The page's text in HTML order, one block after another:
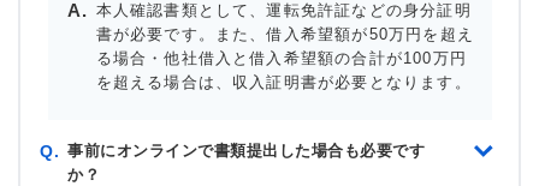
本人確認書類として、運転免許証などの身分証明
書が必要です。また、借入希望額が50万円を超え
る場合・他社借入と借入希望額の合計が100万円
を超える場合は、収入証明書が必要となります。
Q. 事前にオンラインで書類提出した場合も必要です
か？